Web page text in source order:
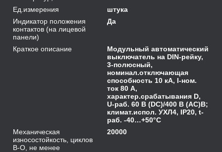
Ед.измерения
штука
Индикатор положения
контактов (на лицевой
панели)
Да
Краткое описание
Модульный автоматический
выключатель на DIN-рейку,
3-полюсный,
номинал.отключающая
способность 10 кА, I-ном.
ток 80 A,
характер.срабатывания D,
U-раб. 60 В (DC)/400 В (AC)В;
климат.испол. УХЛ4, IP20, t-
раб. -40…+50°C
Механическая
износостойкость, циклов
В-О, не менее
20000